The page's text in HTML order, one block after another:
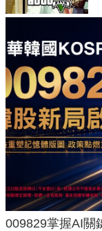
009829掌握AI關